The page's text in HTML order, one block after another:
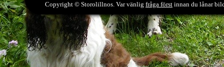
Copyright © Storolillnos. Var vänlig fråga först innan du lånar